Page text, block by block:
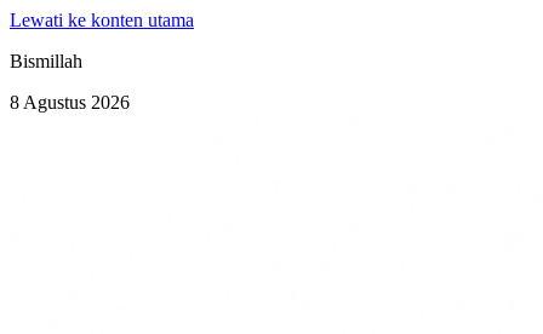
Lewati ke konten utama
Bismillah
8 Agustus 2026